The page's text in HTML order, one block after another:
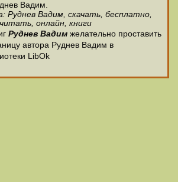
Вадим.
Руднев Вадим, скачать, бесплатно,
читать, онлайн, книги
Руднев Вадим желательно проставить
автора Руднев Вадим в
LibOk